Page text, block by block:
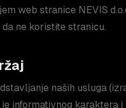
web stranice NEVIS
ne koristite stranicu.
naših usluga
informativnog karaktera